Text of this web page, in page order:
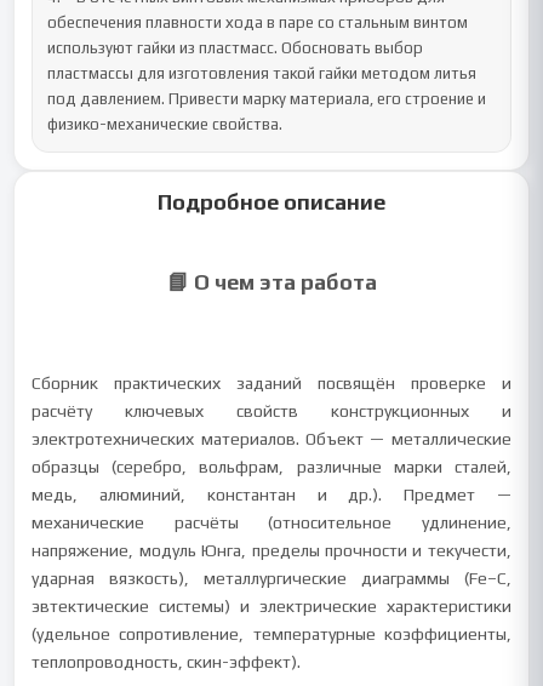
Подробное описание
📘 О чем эта работа
Сборник практических заданий посвящён проверке и
расчёту ключевых свойств конструкционных и
электротехнических материалов. Объект — металлические
образцы (серебро, вольфрам, различные марки сталей,
медь, алюминий, константан и др.). Предмет —
механические расчёты (относительное удлинение,
напряжение, модуль Юнга, пределы прочности и текучести,
ударная вязкость), металлургические диаграммы (Fe–C,
эвтектические системы) и электрические характеристики
(удельное сопротивление, температурные коэффициенты,
теплопроводность, скин-эффект).